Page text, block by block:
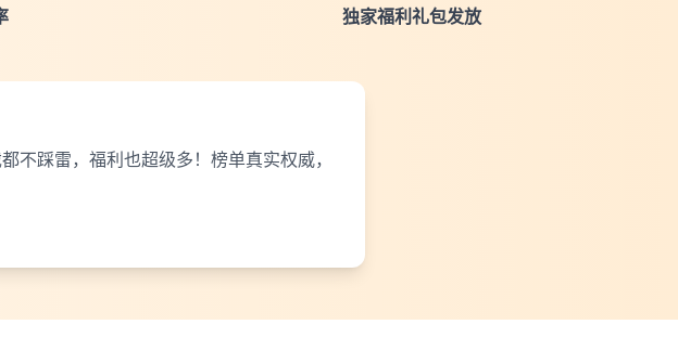
独家福利礼包发放
不踩雷，福利也超级多！榜单真实权威，